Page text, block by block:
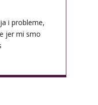
i probleme,
jer mi smo